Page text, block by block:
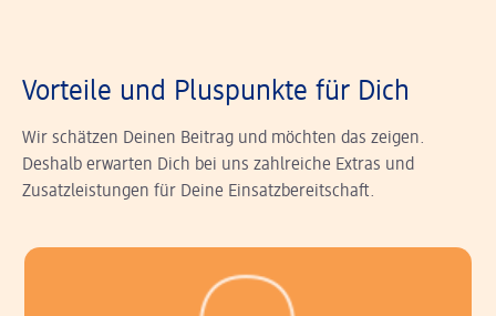
Vorteile und Pluspunkte für Dich
Wir schätzen Deinen Beitrag und möchten das zeigen.
Deshalb erwarten Dich bei uns zahlreiche Extras und
Zusatzleistungen für Deine Einsatzbereitschaft.